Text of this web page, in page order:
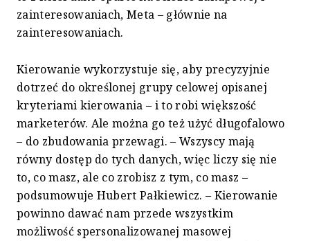
zainteresowaniach, Meta – głównie na
zainteresowaniach.
Kierowanie wykorzystuje się, aby precyzyjnie
dotrzeć do określonej grupy celowej opisanej
kryteriami kierowania – i to robi większość
marketerów. Ale można go też użyć długofalowo
– do zbudowania przewagi. – Wszyscy mają
równy dostęp do tych danych, więc liczy się nie
to, co masz, ale co zrobisz z tym, co masz –
podsumowuje Hubert Pałkiewicz. – Kierowanie
powinno dawać nam przede wszystkim
możliwość spersonalizowanej masowej